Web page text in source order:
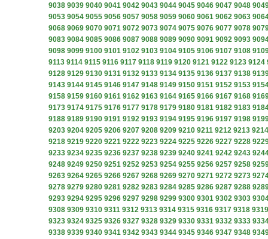
9038 9039 9040 9041 9042 9043 9044 9045 9046 9047 9048
9053 9054 9055 9056 9057 9058 9059 9060 9061 9062 9063
9068 9069 9070 9071 9072 9073 9074 9075 9076 9077 9078
9083 9084 9085 9086 9087 9088 9089 9090 9091 9092 9093
9098 9099 9100 9101 9102 9103 9104 9105 9106 9107 9108
9113 9114 9115 9116 9117 9118 9119 9120 9121 9122 9123 9124
9128 9129 9130 9131 9132 9133 9134 9135 9136 9137 9138
9143 9144 9145 9146 9147 9148 9149 9150 9151 9152 9153
9158 9159 9160 9161 9162 9163 9164 9165 9166 9167 9168
9173 9174 9175 9176 9177 9178 9179 9180 9181 9182 9183
9188 9189 9190 9191 9192 9193 9194 9195 9196 9197 9198
9203 9204 9205 9206 9207 9208 9209 9210 9211 9212 9213 9214
9218 9219 9220 9221 9222 9223 9224 9225 9226 9227 9228
9233 9234 9235 9236 9237 9238 9239 9240 9241 9242 9243
9248 9249 9250 9251 9252 9253 9254 9255 9256 9257 9258
9263 9264 9265 9266 9267 9268 9269 9270 9271 9272 9273
9278 9279 9280 9281 9282 9283 9284 9285 9286 9287 9288
9293 9294 9295 9296 9297 9298 9299 9300 9301 9302 9303
9308 9309 9310 9311 9312 9313 9314 9315 9316 9317 9318 9319
9323 9324 9325 9326 9327 9328 9329 9330 9331 9332 9333
9338 9339 9340 9341 9342 9343 9344 9345 9346 9347 9348